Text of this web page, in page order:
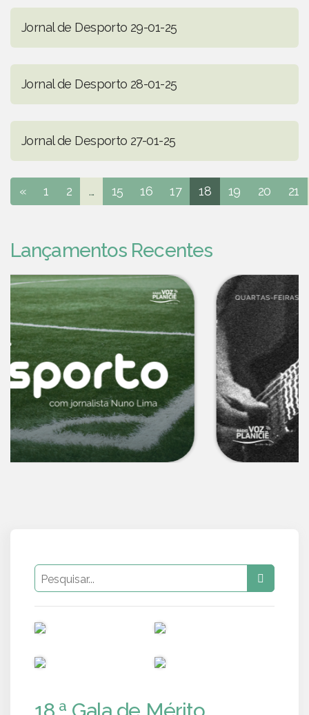
Jornal de Desporto 29-01-25
Jornal de Desporto 28-01-25
Jornal de Desporto 27-01-25
« 1 2 ... 15 16 17 18 19 20 21
Lançamentos Recentes